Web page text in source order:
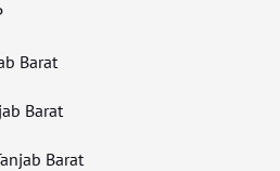
Barat
Barat
Barat